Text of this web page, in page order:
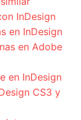
InDesign
en InDesign
en Adobe
en InDesign
CS3 y